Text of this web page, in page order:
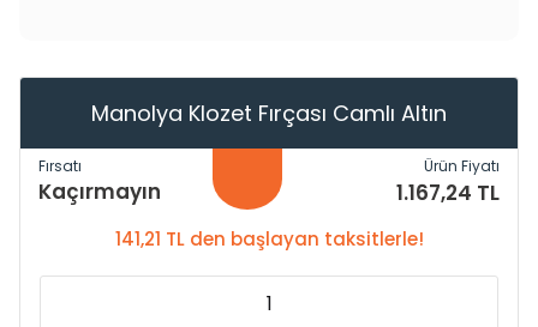
Manolya Klozet Fırçası Camlı Altın
Fırsatı
Kaçırmayın
Ürün Fiyatı
1.167,24 TL
141,21 TL den başlayan taksitlerle!